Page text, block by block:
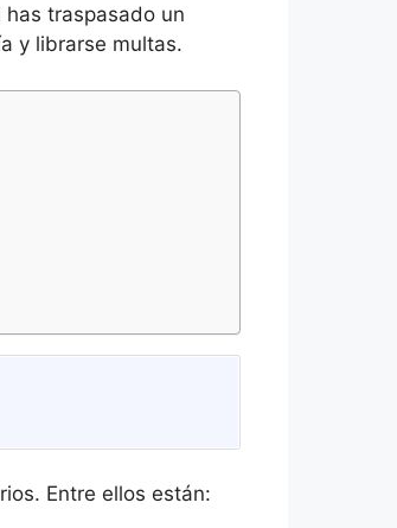
traspasado un
y librarse multas.
Entre ellos están: